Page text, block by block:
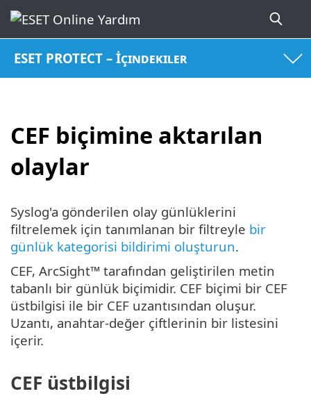
ESET PROTECT – İçindekiler
CEF biçimine aktarılan
olaylar
Syslog'a gönderilen olay günlüklerini
filtrelemek için tanımlanan bir filtreyle bir
günlük kategorisi bildirimi oluşturun.
CEF, ArcSight™ tarafından geliştirilen metin
tabanlı bir günlük biçimidir. CEF biçimi bir CEF
üstbilgisi ile bir CEF uzantısından oluşur.
Uzantı, anahtar-değer çiftlerinin bir listesini
içerir.
CEF üstbilgisi